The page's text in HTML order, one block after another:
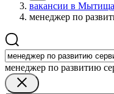
вакансии в
менеджер по
менеджер по развитию